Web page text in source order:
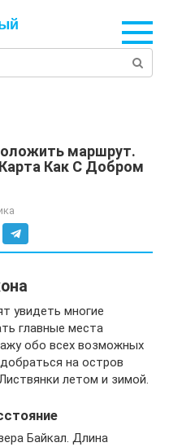
маршрут.
Как С Добром
увидеть многие
главные места
обо всех возможных
на остров
летом и зимой.
Байкал. Длина